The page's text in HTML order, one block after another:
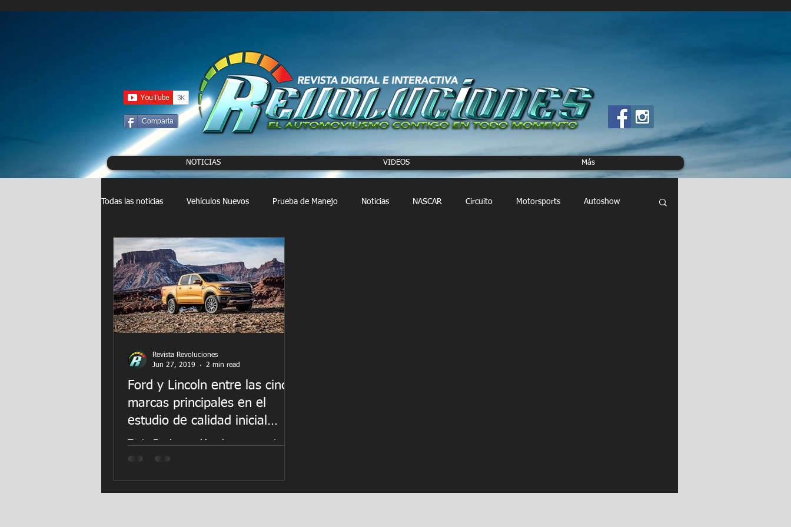
Comparta
NOTICIAS VIDEOS Más
Todas las noticias Vehículos Nuevos Prueba de Manejo Noticias NASCAR Circuito Motorsports Autoshow
Drag Racing FORMULA E FORMULA 1
Ford y Lincoln entre las cinco
marcas principales en el
estudio de calidad inicial
2019 de J.D. Powe
Tanto Ford como Lincoln se encuentran
por primera vez entre las cinco marcas
Revista Revoluciones
Jun 27, 2019
2 min read